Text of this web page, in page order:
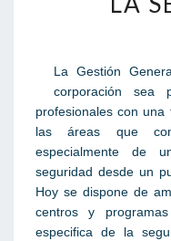
La Gestión
corporación sea
profesionales con una
las áreas que
especialmente de
seguridad desde un
Hoy se dispone de
centros y
especifica de la